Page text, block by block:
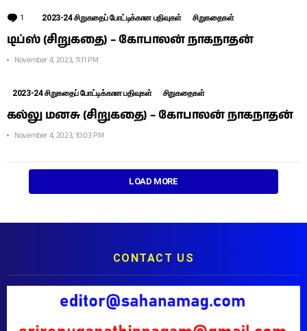
1 Comment
2023-24 சிறுகதைப் போட்டிக்கான பதிவுகள் சிறுகதைகள்
டிப்ஸ் (சிறுகதை) – கோபாலன் நாகநாதன்
November 4, 2023, 11:11 PM
2023-24 சிறுகதைப் போட்டிக்கான பதிவுகள் சிறுகதைகள்
கல்லு மனசு (சிறுகதை) – கோபாலன் நாகநாதன்
November 4, 2023, 10:03 PM
LOAD MORE
CONTACT US